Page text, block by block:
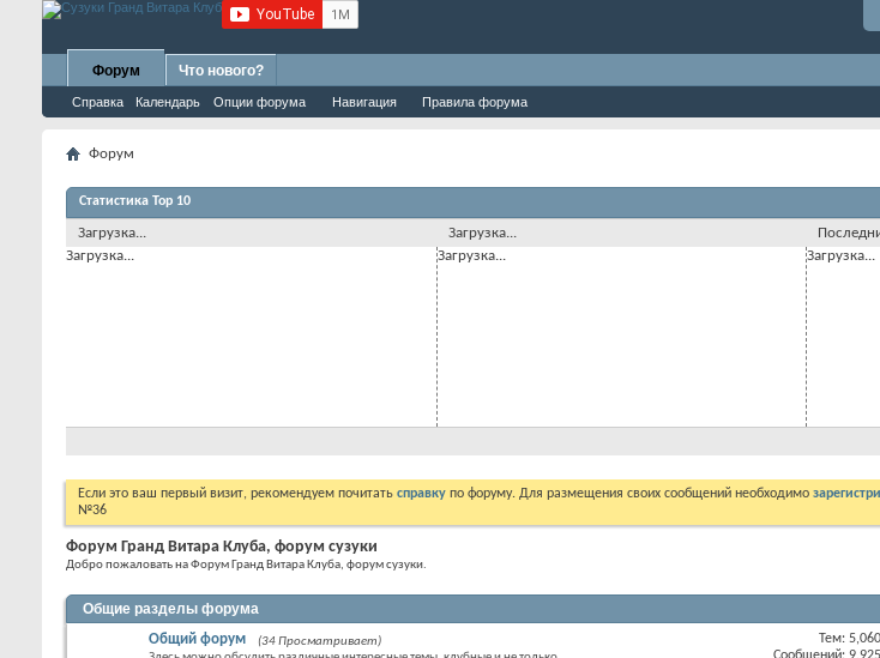
Форум
Справка Календарь Опции форума Навигация Правила форума
Что нового?
Форум
Статистика Top 10
Загрузка... Загрузка...
Загрузка...
Загрузка... Загрузка...
Если это ваш первый визит, рекомендуем почитать справку по форуму. Для размещения своих сообщений необходимо
№36
Форум Гранд Витара Клуба, форум сузуки
Добро пожаловать на Форум Гранд Витара Клуба, форум сузуки.
Общие разделы форума
Общий форум
(34 Просматривает)
Тем: 5,060